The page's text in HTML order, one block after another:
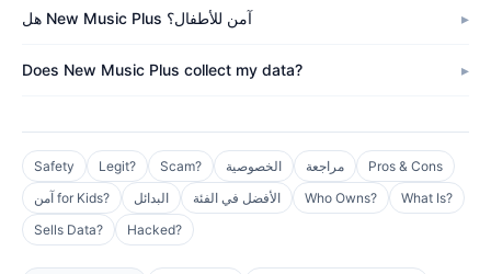
هل New Music Plus آمن للأطفال؟
Does New Music Plus collect my data?
Safety Legit? Scam? الخصوصية مراجعة
Pros & Cons
آمن for Kids?
البدائل الأفضل في الفئة Who Owns?
What Is?
Sells Data?
Hacked?